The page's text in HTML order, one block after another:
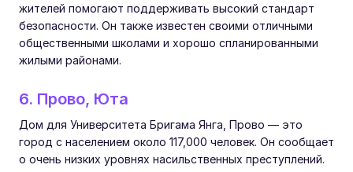
жителей помогают поддерживать высокий стандарт
безопасности. Он также известен своими отличными
общественными школами и хорошо спланированными
жилыми районами.
6. Прово, Юта
Дом для Университета Бригама Янга, Прово — это
город с населением около 117,000 человек. Он сообщает
о очень низких уровнях насильственных преступлений.